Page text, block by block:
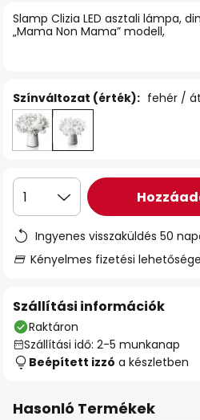
Slamp Clizia LED asztali lámpa,
„Mama Non Mama” modell,
Színváltozat (érték): fehér /
1
Ingyenes visszaküldés 50
Kényelmes fizetési
Szállítási információk
Raktáron
Szállítási idő: 2-5 munkanap
Beépített izzó a készletben
Hasonló Termékek